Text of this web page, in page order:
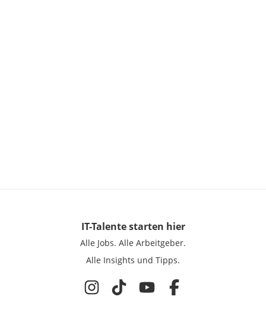
IT-Talentestarten hier
Alle Jobs. Alle Arbeitgeber.
Alle Insights und Tipps.